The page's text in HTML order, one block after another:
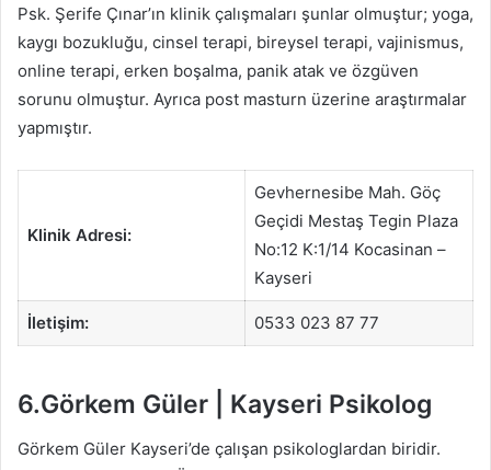
Psk. Şerife Çınar’ın klinik çalışmaları şunlar olmuştur; yoga,
kaygı bozukluğu, cinsel terapi, bireysel terapi, vajinismus,
online terapi, erken boşalma, panik atak ve özgüven
sorunu olmuştur. Ayrıca post masturn üzerine araştırmalar
yapmıştır.
Klinik Adresi:
Gevhernesibe Mah. Göç
Geçidi Mestaş Tegin Plaza
No:12 K:1/14 Kocasinan –
Kayseri
İletişim: 0533 023 87 77
6.Görkem Güler | Kayseri Psikolog
Görkem Güler Kayseri’de çalışan psikologlardan biridir.